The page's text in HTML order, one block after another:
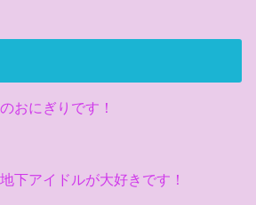
おにぎりです！
下アイドルが大好きです！